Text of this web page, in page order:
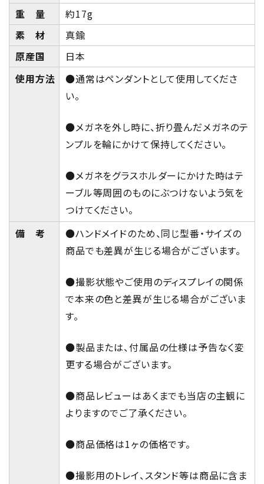
重 量
約17g
素 材
真鍮
原産国
日本
使用方法
●通常はペンダントとして使用してくださ
い。
●メガネを外し時に、折り畳んだメガネのテ
ンプルを輪にかけて保持してください。
●メガネをグラスホルダーにかけた時はテ
ーブル等周囲のものにぶつけないよう気を
つけてください。
備 考
●ハンドメイドのため、同じ型番・サイズの
商品でも差異が生じる場合がございます。
●撮影状態やご使用のディスプレイの関係
で本来の色と差異が生じる場合がございま
す。
●製品または、付属品の仕様は予告なく変
更する場合がございます。
●商品レビューはあくまでも当店の主観に
よりますのでご了承ください。
●商品価格は1ヶの価格です。
●撮影用のトレイ、スタンド等は商品に含ま